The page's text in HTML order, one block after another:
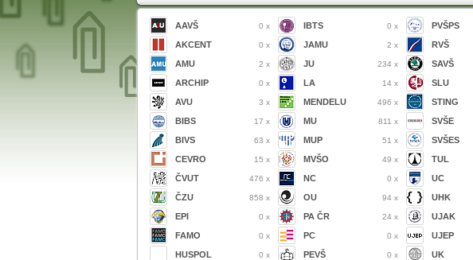
AAVŠ 0 x
AKCENT 0 x
AMU 2 x
ARCHIP 0 x
AVU 3 x
BIBS 17 x
BIVS 63 x
CEVRO 15 x
ČVUT 476 x
ČZU 858 x
EPI 0 x
FAMO 0 x
HUSPOL 0 x
IBTS 0 x
JAMU 2 x
JU 234 x
LA 14 x
MENDELU 496 x
MU 811 x
MUP 51 x
MVŠO 49 x
NC 0 x
OU 94 x
PA ČR 24 x
PC 0 x
PEVŠ 0 x
PVŠPS
RVŠ
SAVŠ
SLU
STING
SVŠE
SVŠES
TUL
UC
UHK
UJAK
UJEP
UK